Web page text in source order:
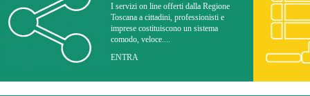
I servizi on line offerti dalla Regione
Toscana a cittadini, professionisti e
imprese costituiscono un sistema
comodo, veloce....
ENTRA